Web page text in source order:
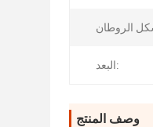
البعد:
وصف المنتج